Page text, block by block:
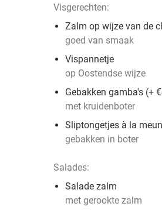
Visgerechten:
Zalm op wijze van de
goed van smaak
Vispannetje
op Oostendse wijze
Gebakken gamba's (+
met kruidenboter
Sliptongetjes à la
gebakken in boter
Salades:
Salade zalm
met gerookte zalm